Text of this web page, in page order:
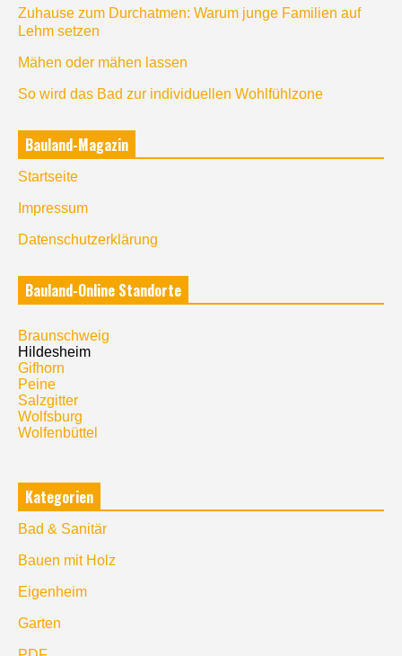
Zuhause zum Durchatmen: Warum junge Familien auf
Lehm setzen
Mähen oder mähen lassen
So wird das Bad zur individuellen Wohlfühlzone
Bauland-Magazin
Startseite
Impressum
Datenschutzerklärung
Bauland-Online Standorte
Braunschweig
Hildesheim
Gifhorn
Peine
Salzgitter
Wolfsburg
Wolfenbüttel
Kategorien
Bad & Sanitär
Bauen mit Holz
Eigenheim
Garten